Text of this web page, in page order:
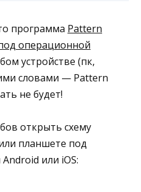
программа Pattern
операционной
устройстве (пк,
словами — Pattern
не будет!
открыть схему
планшете под
или iOS: